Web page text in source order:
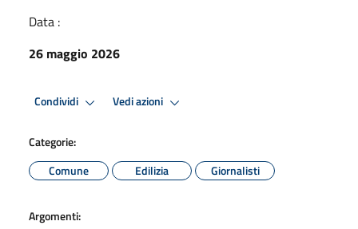
Data :
26 maggio 2026
Condividi Vedi azioni
Categorie:
Comune
Edilizia Giornalisti
Argomenti: